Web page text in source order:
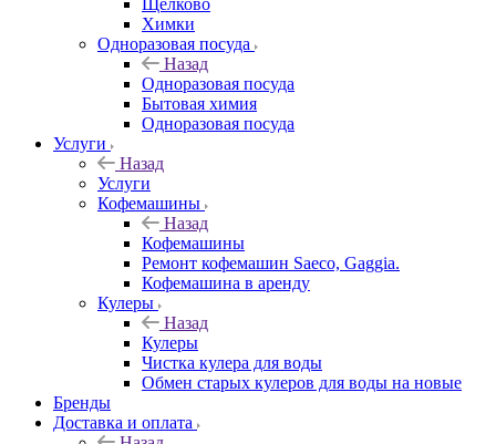
Щёлково
Химки
Одноразовая посуда
Назад
Одноразовая посуда
Бытовая химия
Одноразовая посуда
Услуги
Назад
Услуги
Кофемашины
Назад
Кофемашины
Ремонт кофемашин Saeco, Gaggia.
Кофемашина в аренду
Кулеры
Назад
Кулеры
Чистка кулера для воды
Обмен старых кулеров для воды на новые
Бренды
Доставка и оплата